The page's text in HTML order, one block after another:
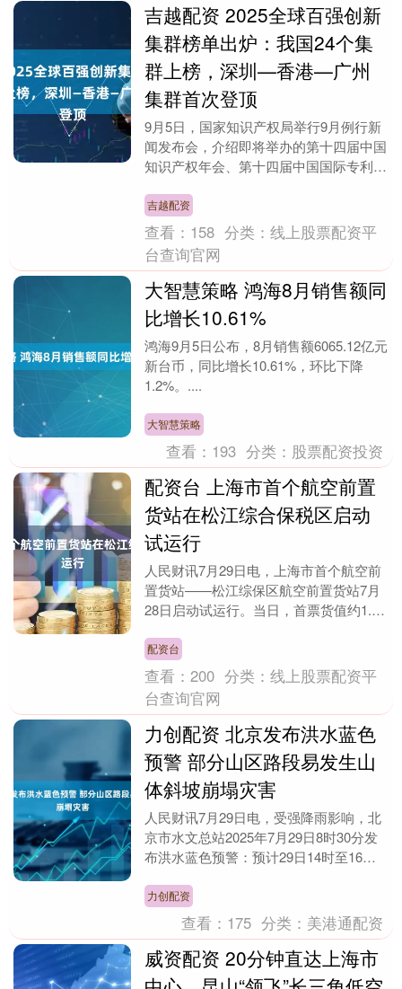
吉越配资 2025全球百强创新
集群榜单出炉：我国24个集
群上榜，深圳—香港—广州
集群首次登顶
9月5日，国家知识产权局举行9月例行新
闻发布会，介绍即将举办的第十四届中国
知识产权年会、第十四届中国国际专利技
济新闻》记者在....
吉越配资
查看： 158 分类：线上股票配资平
台查询官网
大智慧策略 鸿海8月销售额同
比增长10.61%
鸿海9月5日公布，8月销售额6065.12亿元
新台币，同比增长10.61%，环比下降
1.2%。....
大智慧策略
查看： 193 分类： 股票配资投资
配资台 上海市首个航空前置
货站在松江综合保税区启动
试运行
人民财讯7月29日电，上海市首个航空前
置货站——松江综保区航空前置货站7月
28日启动试运行。当日，首票货值约1.6
成验放手....
配资台
查看：200 分类：线上股票配资平
台查询官网
力创配资 北京发布洪水蓝色
预警 部分山区路段易发生山
体斜坡崩塌灾害
人民财讯7月29日电，受强降雨影响，北
京市水文总站2025年7月29日8时30分发
布洪水蓝色预警：预计29日14时至16
水，现....
力创配资
查看： 175 分类： 美港通配资
威资配资 20分钟直达上海市